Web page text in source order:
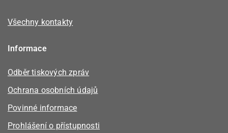
Všechny kontakty
Informace
Odběr tiskových zpráv
Ochrana osobních údajů
Povinné informace
Prohlášení o přístupnosti